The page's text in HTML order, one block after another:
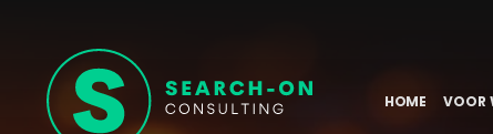
HOME VOOR